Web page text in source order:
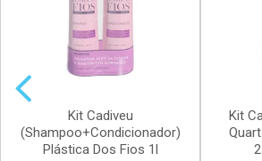
Kit Cadiveu
(Shampoo+Condicionador)
Plástica Dos Fios 1l
Kit